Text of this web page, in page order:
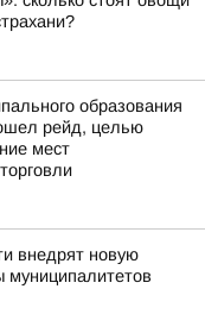
образования
рейд, целью
мест
внедрят новую
муниципалитетов